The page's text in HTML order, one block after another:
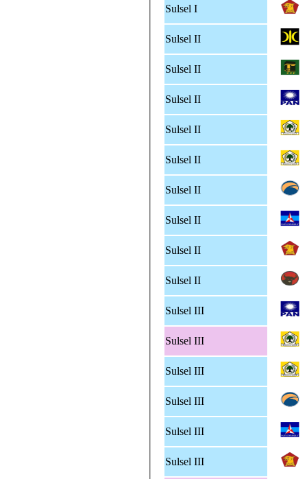
Sulsel I
Sulsel II
Sulsel II
Sulsel II
Sulsel II
Sulsel II
Sulsel II
Sulsel II
Sulsel II
Sulsel II
Sulsel III
Sulsel III
Sulsel III
Sulsel III
Sulsel III
Sulsel III